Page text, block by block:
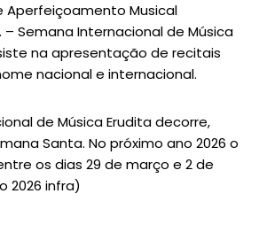
Aperfeiçoamento Musical
– Semana Internacional de Música
na apresentação de recitais
nacional e internacional.
de Música Erudita decorre,
Santa. No próximo ano 2026 o
os dias 29 de março e 2 de
2026 infra)